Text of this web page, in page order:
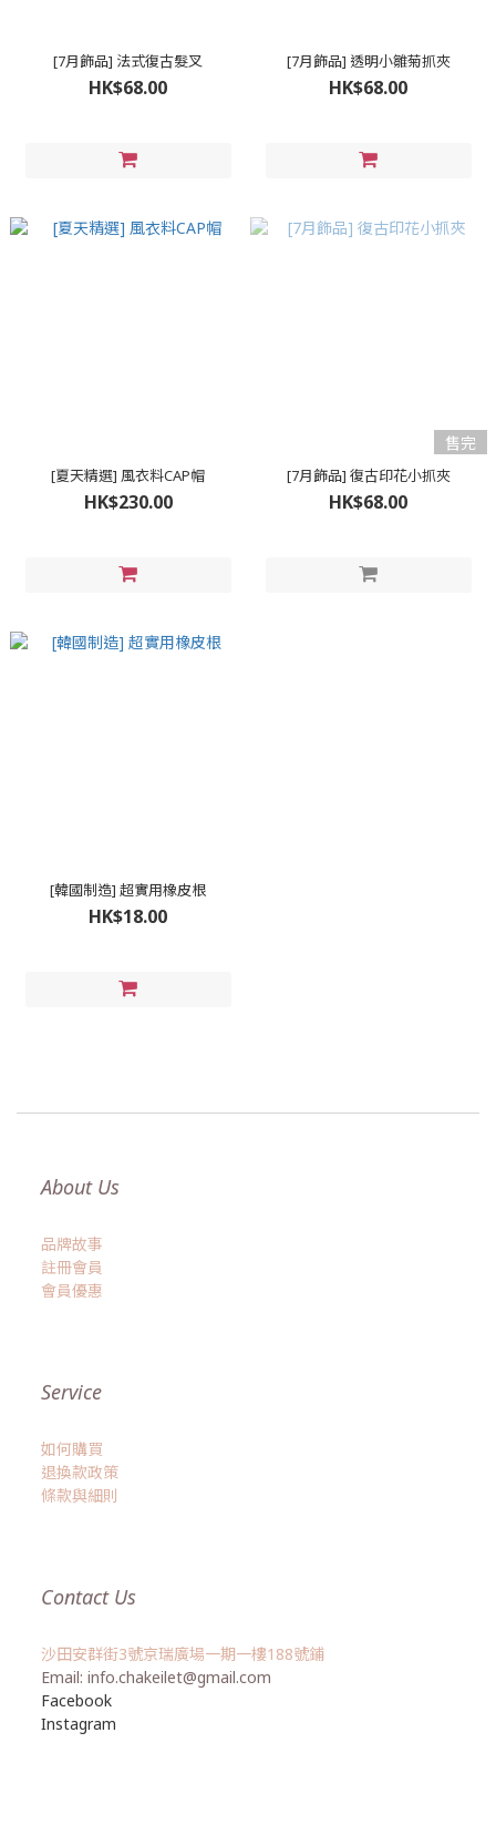
[7月飾品] 法式復古髮叉
HK$68.00
[7月飾品] 透明小雛菊抓夾
HK$68.00
[夏天精選] 風衣料CAP帽
HK$230.00
售完
[7月飾品] 復古印花小抓夾
HK$68.00
[韓國制造] 超實用橡皮根
HK$18.00
About Us
品牌故事
註冊會員
會員優惠
Service
如何購買
退換款政策
條款與細則
Contact Us
沙田安群街3號京瑞廣場一期一樓188號鋪
Email: info.chakeilet@gmail.com
Facebook
Instagram